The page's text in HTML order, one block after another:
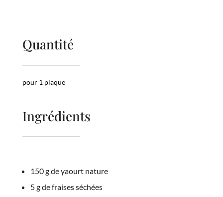
Quantité
pour 1 plaque
Ingrédients
150 g de yaourt nature
5 g de fraises séchées